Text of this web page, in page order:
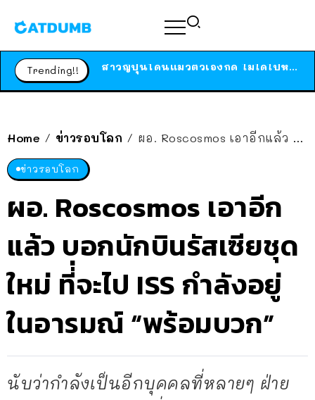
Trending!! ได้เวลาเด็กหนวดรวมตัว RF Online Next เปิดให้เล่นแล้ว เกม Sci-Fi MMORPG ระดับตำนาน เล่นได้ทั้งมือถือและ PC
Home / ข่าวรอบโลก / ผอ. Roscosmos เอาอีกแล้ว บอกนักบินรัสเซียชุดใหม่ ที่่จะไป ISS กำลังอยู่ในอารมณ์ “พร้อมบวก”
ข่าวรอบโลก
ผอ. Roscosmos เอาอีก
แล้ว บอกนักบินรัสเซียชุด
ใหม่ ที่่จะไป ISS กำลังอยู่
ในอารมณ์ “พร้อมบวก”
นับว่ากำลังเป็นอีกบุคคลที่หลายๆ ฝ่าย